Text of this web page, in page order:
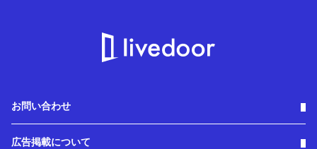
お問い合わせ
広告掲載について